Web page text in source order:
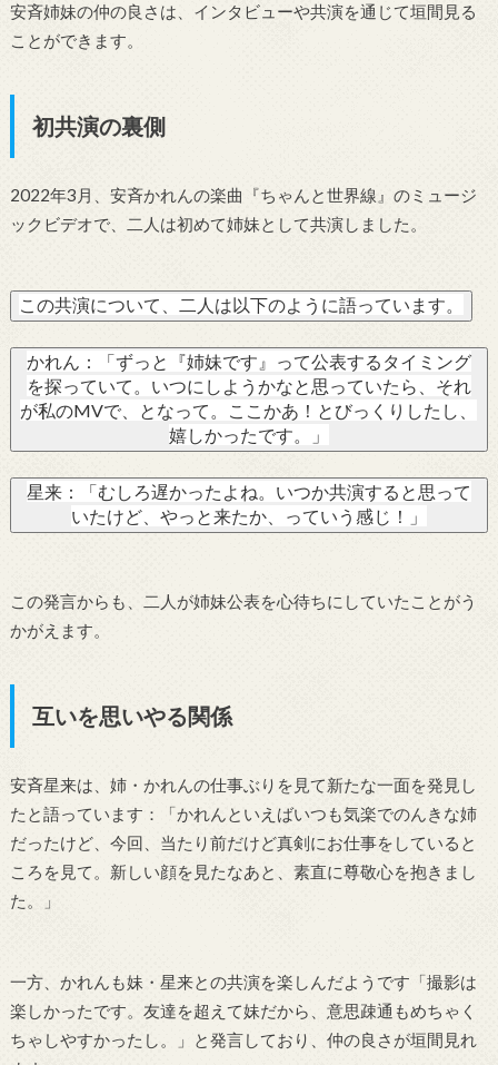
安斉姉妹の仲の良さは、インタビューや共演を通じて垣間見る
ことができます。
初共演の裏側
2022年3月、安斉かれんの楽曲『ちゃんと世界線』のミュージ
ックビデオで、二人は初めて姉妹として共演しました。
この共演について、二人は以下のように語っています。
かれん：「ずっと『姉妹です』って公表するタイミング
を探っていて。いつにしようかなと思っていたら、それ
が私のMVで、となって。ここかあ！とびっくりしたし、
嬉しかったです。」
星来：「むしろ遅かったよね。いつか共演すると思って
いたけど、やっと来たか、っていう感じ！」
この発言からも、二人が姉妹公表を心待ちにしていたことがう
かがえます。
互いを思いやる関係
安斉星来は、姉・かれんの仕事ぶりを見て新たな一面を発見し
たと語っています：「かれんといえばいつも気楽でのんきな姉
だったけど、今回、当たり前だけど真剣にお仕事をしていると
ころを見て。新しい顔を見たなあと、素直に尊敬心を抱きまし
た。」
一方、かれんも妹・星来との共演を楽しんだようです「撮影は
楽しかったです。友達を超えて妹だから、意思疎通もめちゃく
ちゃしやすかったし。」と発言しており、仲の良さが垣間見れ